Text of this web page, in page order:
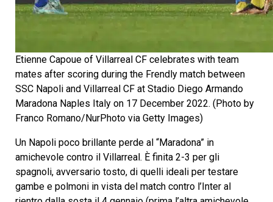
Etienne Capoue of Villarreal CF celebrates with team
mates after scoring during the Frendly match between
SSC Napoli and Villarreal CF at Stadio Diego Armando
Maradona Naples Italy on 17 December 2022. (Photo by
Franco Romano/NurPhoto via Getty Images)
Un Napoli poco brillante perde al “Maradona” in
amichevole contro il Villarreal. È finita 2-3 per gli
spagnoli, avversario tosto, di quelli ideali per testare
gambe e polmoni in vista del match contro l’Inter al